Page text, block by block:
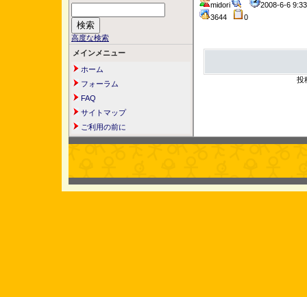
高度な検索
メインメニュー
ホーム
フォーラム
FAQ
サイトマップ
ご利用の前に
midori
2008-6-6
3644
0
投